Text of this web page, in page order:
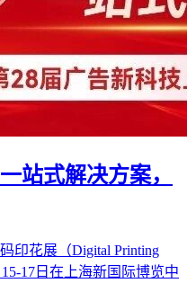
站式解决方案，
印花展（Digital Printing
17日在上海新国际博览中